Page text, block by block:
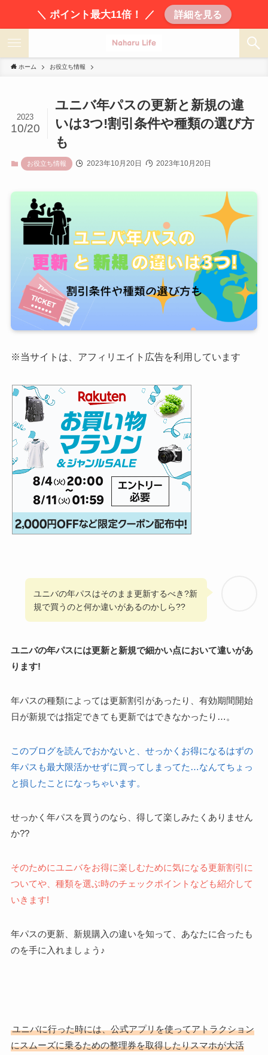
＼ ポイント最大11倍！ ／ 詳細を見る
ホーム お役立ち情報
ユニバ年パスの更新と新規の違
いは3つ!割引条件や種類の選び方
も
2023
10/20
お役立ち情報 2023年10月20日 2023年10月20日
※当サイトは、アフィリエイト広告を利用しています
ユニバの年パスはそのまま更新するべき?新
規で買うのと何か違いがあるのかしら??
ユニバの年パスには更新と新規で細かい点において違いがあ
ります!
年パスの種類によっては更新割引があったり、有効期間開始
日が新規では指定できても更新ではできなかったり…。
このブログを読んでおかないと、せっかくお得になるはずの
年パスも最大限活かせずに買ってしまってた…なんてちょっ
と損したことになっちゃいます。
せっかく年パスを買うのなら、得して楽しみたくありません
か??
そのためにユニバをお得に楽しむために気になる更新割引に
ついてや、種類を選ぶ時のチェックポイントなども紹介して
いきます!
年パスの更新、新規購入の違いを知って、あなたに合ったも
のを手に入れましょう♪
ユニバに行った時には、公式アプリを使ってアトラクション
にスムーズに乗るための整理券を取得したりスマホが大活